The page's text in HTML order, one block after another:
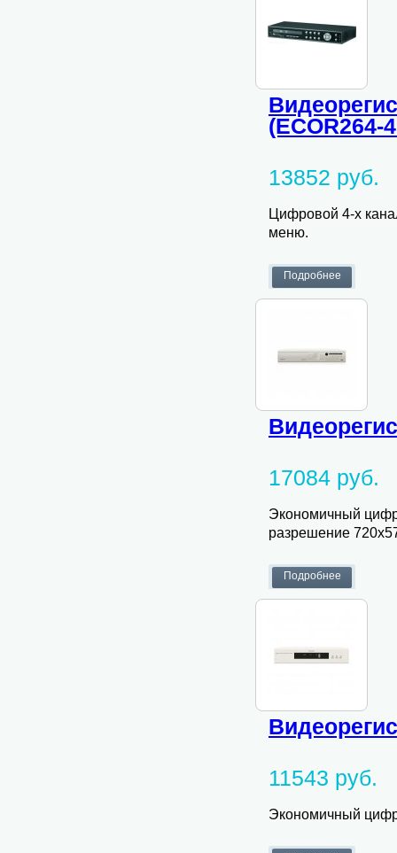
(ECOR264-
13852 руб.
Цифровой 4-х
меню.
17084 руб.
Экономичный
разрешение
11543 руб.
Экономичный